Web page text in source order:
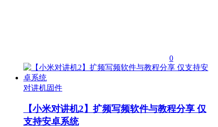
0
对讲机固件
【小米对讲机2】扩频写频软件与教程分享 仅
支持安卓系统